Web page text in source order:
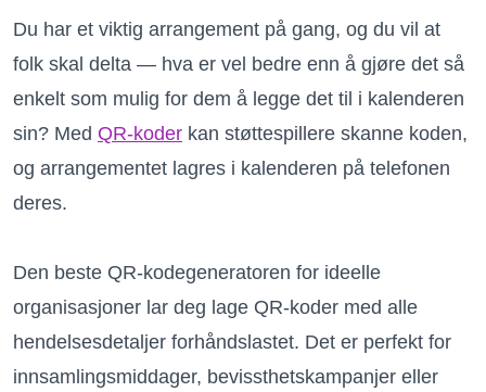
Du har et viktig arrangement på gang, og du vil at
folk skal delta — hva er vel bedre enn å gjøre det så
enkelt som mulig for dem å legge det til i kalenderen
sin? Med QR-koder kan støttespillere skanne koden,
og arrangementet lagres i kalenderen på telefonen
deres.
Den beste QR-kodegeneratoren for ideelle
organisasjoner lar deg lage QR-koder med alle
hendelsesdetaljer forhåndslastet. Det er perfekt for
innsamlingsmiddager, bevissthetskampanjer eller